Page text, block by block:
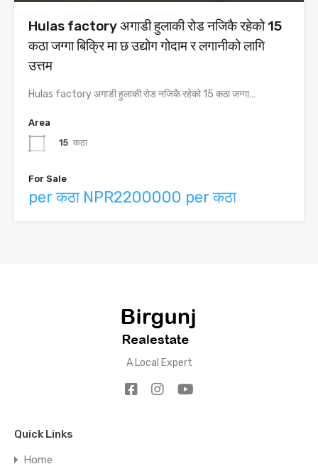
Hulas factory अगाडी हुलाकी रोड नजिकै रहेको 15
कठा जग्गा बिक्रि मा छ उद्योग गोदाम र लगानीको लागि
उत्तम
Hulas factory अगाडी हुलाकी रोड नजिकै रहेको 15 कठा जग्गा…
Area
15 कठा
For Sale
per कठा NPR2200000 per कठा
A Local Expert
Quick Links
Home